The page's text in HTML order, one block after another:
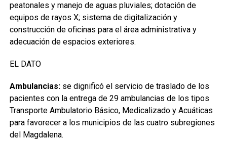
peatonales y manejo de aguas pluviales; dotación de
equipos de rayos X; sistema de digitalización y
construcción de oficinas para el área administrativa y
adecuación de espacios exteriores.
EL DATO
Ambulancias: se dignificó el servicio de traslado de los
pacientes con la entrega de 29 ambulancias de los tipos
Transporte Ambulatorio Básico, Medicalizado y Acuáticas
para favorecer a los municipios de las cuatro subregiones
del Magdalena.